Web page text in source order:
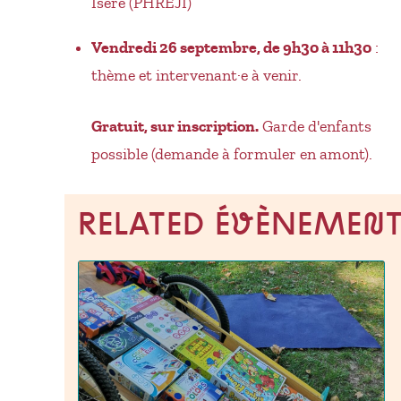
Vendredi 26 septembre, de 9h30 à 11h30 :
thème et intervenant·e à venir.
Gratuit, sur inscription. Garde d'enfants
possible (demande à formuler en amont).
RELATED